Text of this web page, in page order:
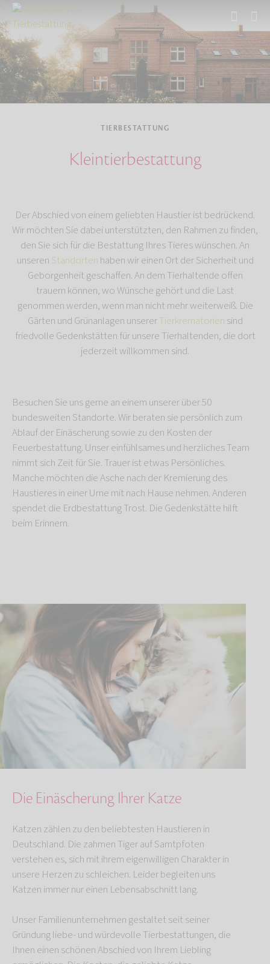
Start Tierbestattung
TIERBESTATTUNG
Kleintierbestattung
Der Abschied von einem geliebten Haustier ist bedrückend.
Wir möchten Sie dabei unterstützten, den Rahmen zu finden,
den Sie sich für die Bestattung Ihres Tieres wünschen. An
unseren Standorten haben wir einen Ort der Sicherheit und
Geborgenheit geschaffen. An dem Tierhaltende offen
trauern können, wo Wünsche gehört und die Last
genommen werden, wenn man nicht mehr weiterweiß. Die
Gärten und Grünanlagen unsererTierkrematorien sind
friedvolle Gedenkstätten für unsere Tierhaltenden, die dort
jederzeit willkommen sind.
Besuchen Sie uns gerne an einem unserer über 50
bundesweiten Standorte. Wir beraten sie persönlich zum
Ablauf der Einäscherung sowie zu den Kosten der
Feuerbestattung. Unser einfühlsames und herzliches Team
nimmt sich Zeit für Sie. Trauer ist etwas Persönliches.
Manche möchten die Asche nach der Kremierung des
Haustieres in einer Urne mit nach Hause nehmen. Anderen
spendet die Erdbestattung Trost. Die Gedenkstätte hilft
beim Erinnern.
Die Einäscherung Ihrer Katze
Katzen zählen zu den beliebtesten Haustieren in
Deutschland. Die zahmen Tiger auf Samtpfoten
verstehen es, sich mit ihrem eigenwilligen Charakter in
unsere Herzen zu schleichen. Leider begleiten uns
Katzen immer nur einen Lebensabschnitt lang.
Unser Familienunternehmen gestaltet seit seiner
Gründung liebe- und würdevolle Tierbestattungen, die
Ihnen einen schönen Abschied von Ihrem Liebling